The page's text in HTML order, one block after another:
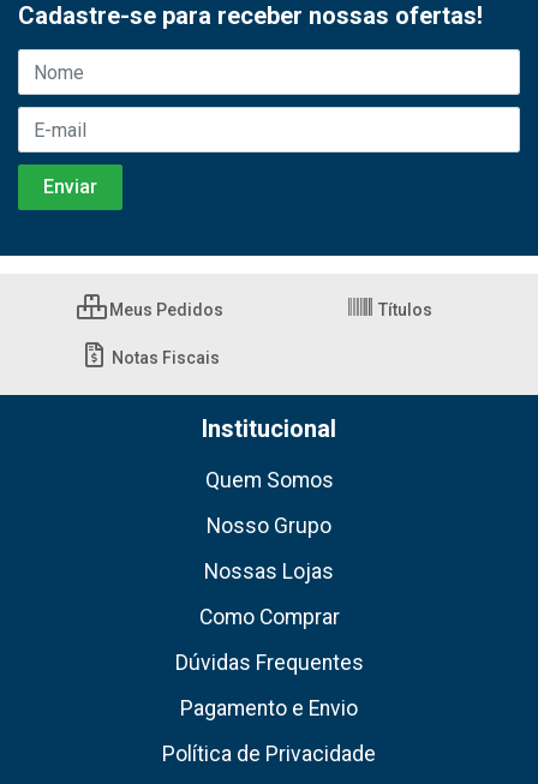
Cadastre-se para receber nossas ofertas!
Meus Pedidos Títulos
Notas Fiscais
Institucional
Quem Somos
Nosso Grupo
Nossas Lojas
Como Comprar
Dúvidas Frequentes
Pagamento e Envio
Política de Privacidade